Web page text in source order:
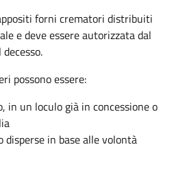
forni crematori distribuiti
e deve essere autorizzata dal
possono essere:
in un loculo già in concessione o
in base alle volontà